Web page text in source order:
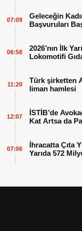
Geleceğin
Başvuruları
07:09
2026’nın İlk
Lokomotifi
06:58
Türk şirketten
liman hamlesi
11:20
İSTİB’de
Kat Artsa da
12:07
İhracatta Çıta
Yarıda 572
07:06